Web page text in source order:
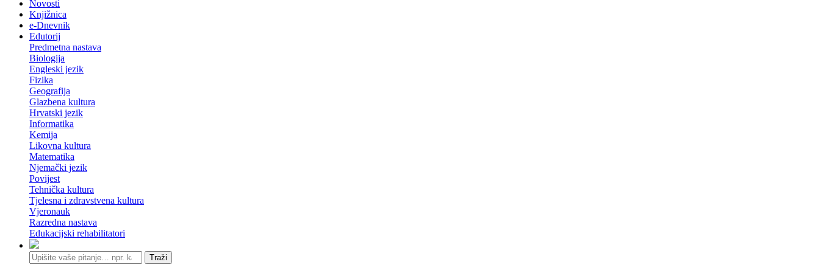
Novosti
Knjižnica
e-Dnevnik
Edutorij
Predmetna nastava
Biologija
Engleski jezik
Fizika
Geografija
Glazbena kultura
Hrvatski jezik
Informatika
Kemija
Likovna kultura
Matematika
Njemački jezik
Povijest
Tehnička kultura
Tjelesna i zdravstvena kultura
Vjeronauk
Razredna nastava
Edukacijski rehabilitatori
Traži